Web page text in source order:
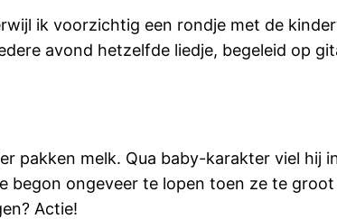
ik voorzichtig een rondje met de
avond hetzelfde liedje, begeleid op
melk. Qua baby-karakter viel hij
begon ongeveer te lopen toen ze te
Actie!